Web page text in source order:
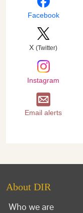
Facebook
X (Twitter)
Instagram
Email alerts
About DIR
Who we are